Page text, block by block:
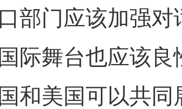
部门应该加强
际舞台也应该
和美国可以共